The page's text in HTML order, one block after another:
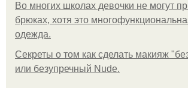
Во многих школах девочки не могут
брюках, хотя это
одежда.
Секреты о том как сделать макияж
или безупречный Nude.